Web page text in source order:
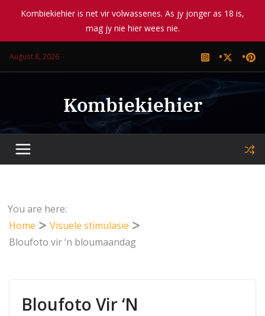
Kombiekiehier is net vir volwassenes. As jy jonger as 18 is,
mag jy nie hier wees nie.
August 8, 2026
Kombiekiehier
You are here:
Home
Visuele stimulasie
Bloufoto vir ‘n bloumaandag
Bloufoto Vir ‘n